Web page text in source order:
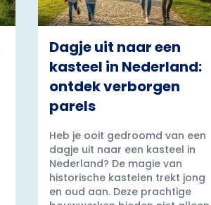
Dagje uit naar een
kasteel in Nederland:
ontdek verborgen
parels
Heb je ooit gedroomd van een
dagje uit naar een kasteel in
Nederland? De magie van
historische kastelen trekt jong
en oud aan. Deze prachtige